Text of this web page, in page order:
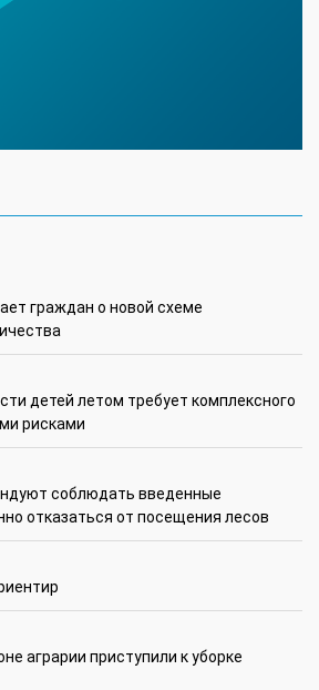
граждан о новой схеме
детей летом требует комплексного
рисками
соблюдать введенные
отказаться от посещения лесов
аграрии приступили к уборке